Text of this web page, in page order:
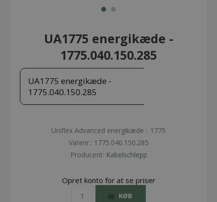
UA1775 energikæde -
1775.040.150.285
UA1775 energikæde -
1775.040.150.285
Uniflex Advanced energikæde - 1775
Varenr.: 1775.040.150.285
Producent: Kabelschlepp
Opret konto for at se priser
KØB